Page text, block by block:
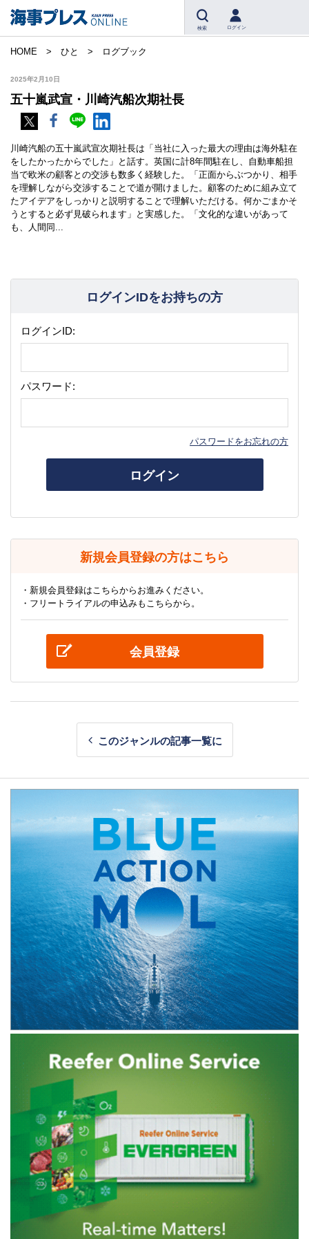
検索 ログイン
HOME ひと ログブック
2025年2月10日
五十嵐武宣・川崎汽船次期社長
川崎汽船の五十嵐武宣次期社長は「当社に入った最大の理由は海外駐在
をしたかったからでした」と話す。英国に計8年間駐在し、自動車船担
当で欧米の顧客との交渉も数多く経験した。「正面からぶつかり、相手
を理解しながら交渉することで道が開けました。顧客のために組み立て
たアイデアをしっかりと説明することで理解いただける。何かごまかそ
うとすると必ず見破られます」と実感した。「文化的な違いがあって
も、人間同...
ログインIDをお持ちの方
ログインID:
パスワード:
パスワードをお忘れの方
ログイン
新規会員登録の方はこちら
・新規会員登録はこちらからお進みください。
・フリートライアルの申込みもこちらから。
会員登録
このジャンルの記事一覧に